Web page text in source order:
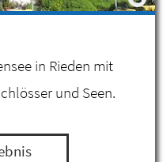
in Rieden mit
und Seen.